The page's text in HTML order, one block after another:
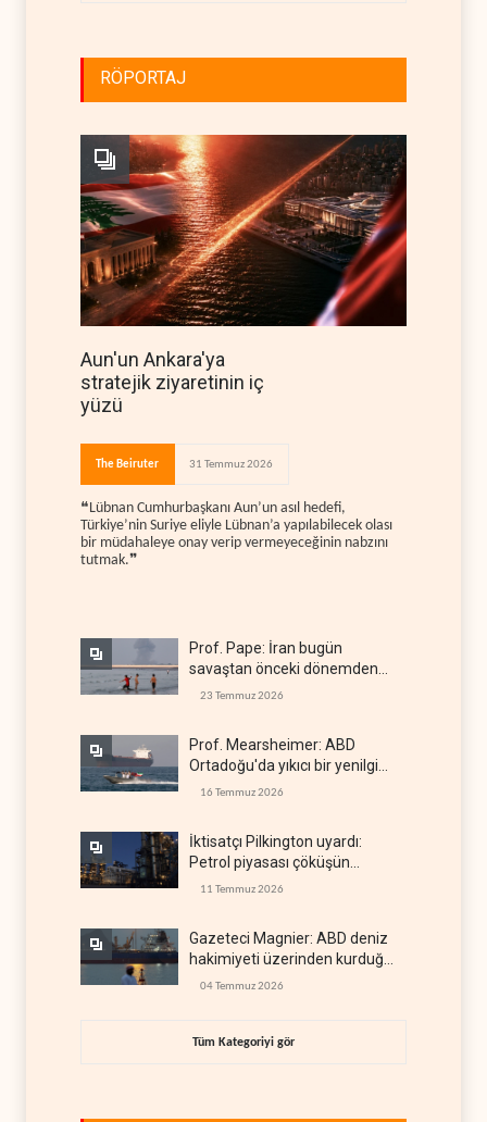
RÖPORTAJ
Aun'un Ankara'ya
stratejik ziyaretinin iç
yüzü
The Beiruter 31 Temmuz 2026
❝Lübnan Cumhurbaşkanı Aun’un asıl hedefi,
Türkiye’nin Suriye eliyle Lübnan’a yapılabilecek olası
bir müdahaleye onay verip vermeyeceğinin nabzını
tutmak.❞
Prof. Pape: İran bugün
savaştan önceki dönemden
çok daha güçlü
23 Temmuz 2026
Prof. Mearsheimer: ABD
Ortadoğu'da yıkıcı bir yenilgi
aldı
16 Temmuz 2026
İktisatçı Pilkington uyardı:
Petrol piyasası çöküşün
eşiğinde
11 Temmuz 2026
Gazeteci Magnier: ABD deniz
hakimiyeti üzerinden kurduğu
küresel gücü kaybetti
04 Temmuz 2026
Tüm Kategoriyi gör